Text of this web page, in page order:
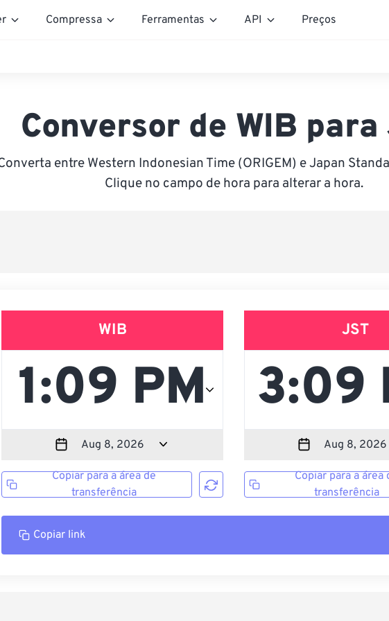
Compressa Ferramentas API Preços
Conversor de WIB para
entre Western Indonesian Time (ORIGEM) e Japan
Clique no campo de hora para alterar a hora.
WIB
Copiar para a área de
transferência
JST
Copiar para a área
transferência
Copiar link